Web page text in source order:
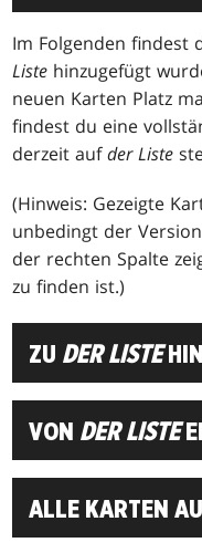
Im Folgenden findest
Liste hinzugefügt
neuen Karten Platz
findest du eine
derzeit aufder Liste
(Hinweis: Gezeigte
unbedingt der
der rechten Spalte
zu finden ist.)
ZU DER LISTE
VON DER LISTE
ALLE KARTEN